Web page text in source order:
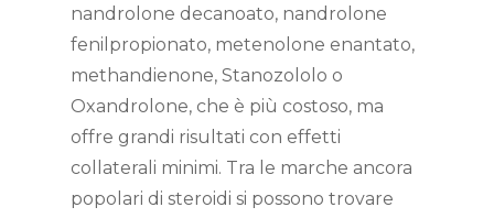
nandrolone decanoato, nandrolone
fenilpropionato, metenolone enantato,
methandienone, Stanozololo o
Oxandrolone, che è più costoso, ma
offre grandi risultati con effetti
collaterali minimi. Tra le marche ancora
popolari di steroidi si possono trovare